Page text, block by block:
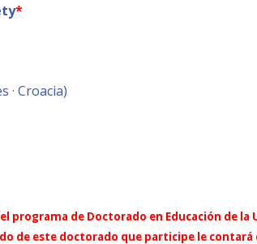
*
· Croacia)
programa de Doctorado en Educación de
de este doctorado que participe le